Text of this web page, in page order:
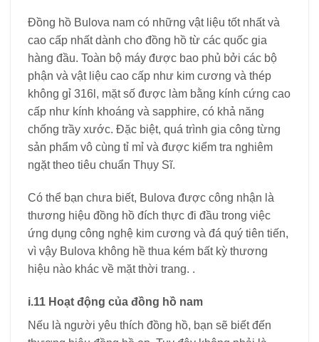
Đồng hồ Bulova nam có những vật liệu tốt nhất và
cao cấp nhất dành cho đồng hồ từ các quốc gia
hàng đầu. Toàn bộ máy được bao phủ bởi các bộ
phận và vật liệu cao cấp như kim cương và thép
không gỉ 316l, mặt số được làm bằng kính cứng cao
cấp như kính khoáng và sapphire, có khả năng
chống trầy xước. Đặc biệt, quá trình gia công từng
sản phẩm vô cùng tỉ mỉ và được kiểm tra nghiêm
ngặt theo tiêu chuẩn Thụy Sĩ.
Có thể bạn chưa biết, Bulova được công nhận là
thương hiệu đồng hồ đích thực đi đầu trong việc
ứng dụng công nghệ kim cương và đá quý tiên tiến,
vì vậy Bulova không hề thua kém bất kỳ thương
hiệu nào khác về mặt thời trang. .
i.11 Hoạt động của đồng hồ nam
Nếu là người yêu thích đồng hồ, bạn sẽ biết đến